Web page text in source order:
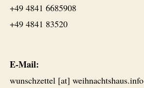
+49 4841 6685908
+49 4841 83520
E-Mail:
wunschzettel [at] weihnachtshaus.info